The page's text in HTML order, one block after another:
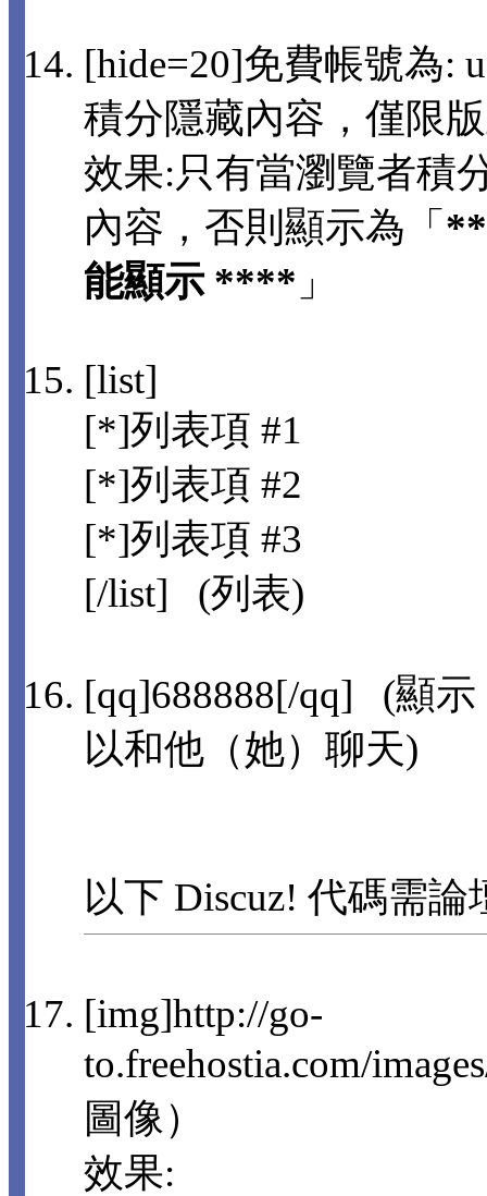
[hide=20]免費帳號為:
積分隱藏內容，僅限
效果:只有當瀏覽者積
內容，否則顯示為「
能顯示 **** 」
[list]
[*]列表項 #1
[*]列表項 #2
[*]列表項 #3
[/list] (列表)
[qq]688888[/qq] (顯
以和他（她）聊天)
以下 Discuz! 代碼需
[img]http://go-
to.freehostia.com/
圖像）
效果: